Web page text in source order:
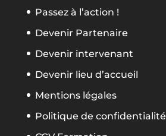
Passez à l’action !
Devenir Partenaire
Devenir intervenant
Devenir lieu d’accueil
Mentions légales
Politique de confidentialité